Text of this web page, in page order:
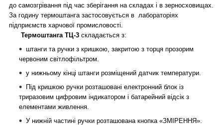
до самозгрівання під час зберігання на складах і в зерносховищах.
За годину термоштанга застосовується в лабораторіях
підприємств харчової промисловості.
Термоштанга ТЦ-3 складається з:
штанги та ручки з кришкою, закритою з торця прозорим
червоним світлофільтром.
у нижньому кінці штанги розміщений датчик температури.
Під кришкою ручки розташовані електронний блок із
триразовим цифровим індикатором і батарейний відсік з
елементами живлення.
У нижній частині ручки розташована кнопка «ЗМІРЕННЯ».